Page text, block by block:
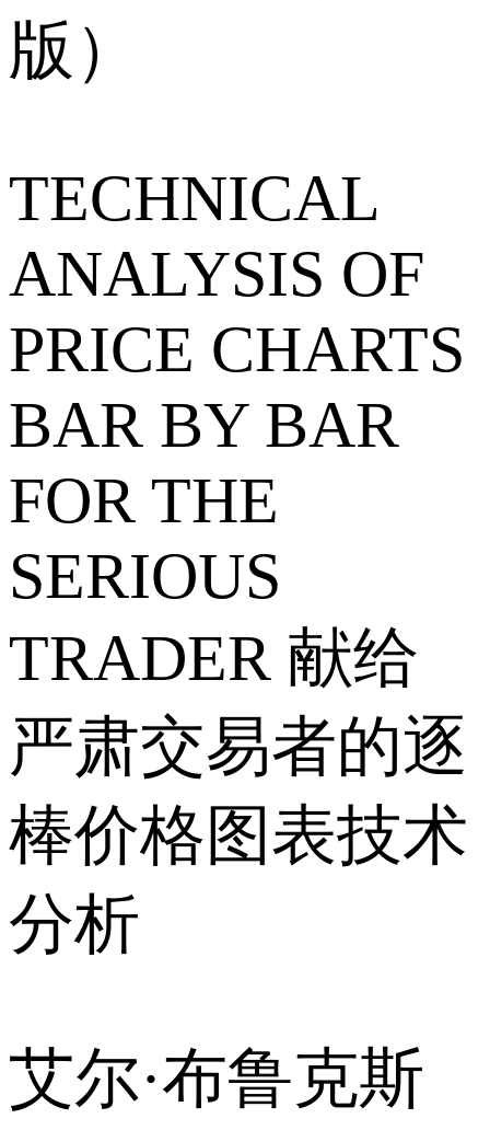
版）
TECHNICAL
ANALYSIS OF
PRICE CHARTS
BAR BY BAR
FOR THE
SERIOUS
TRADER 献给
严肃交易者的逐
棒价格图表技术
分析
艾尔·布鲁克斯